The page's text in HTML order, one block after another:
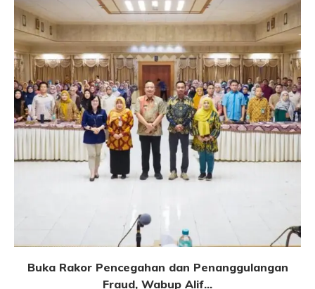
Buka Rakor Pencegahan dan Penanggulangan
Fraud, Wabup Alif...